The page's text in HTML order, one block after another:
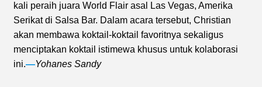
kali peraih juara World Flair asal Las Vegas, Amerika
Serikat di Salsa Bar. Dalam acara tersebut, Christian
akan membawa koktail-koktail favoritnya sekaligus
menciptakan koktail istimewa khusus untuk kolaborasi
ini.—Yohanes Sandy